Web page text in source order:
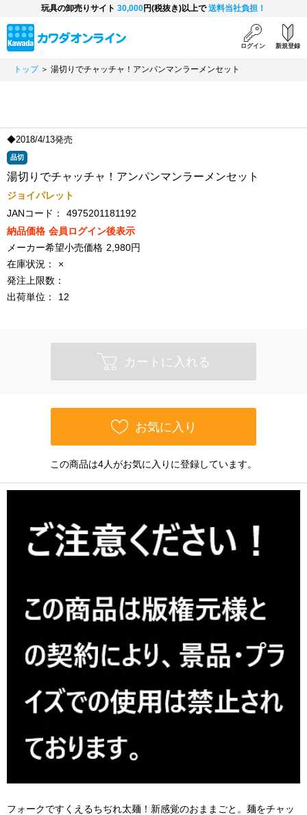
玩具の卸売りサイト 30,000円(税抜き)以上で送料当社負担！
ログイン 新規登録
トップ＞ 湯切りでチャッチャ！アンパンマンラーメンセット
◆2018/4/13発売
品切
湯切りでチャッチャ！アンパンマンラーメンセット
ジョイパレット
JANコード：
4975201181192
納品価格 会員ログイン後表示
メーカー希望小売価格 2,980円
在庫状況：
×
発注上限数：
出荷単位：
12
カートに入れる
お気に入り
この商品は4人がお気に入りに登録しています。
フォークですくえるちぢれ太麺！新感覚のおままごと。麺をチャッ